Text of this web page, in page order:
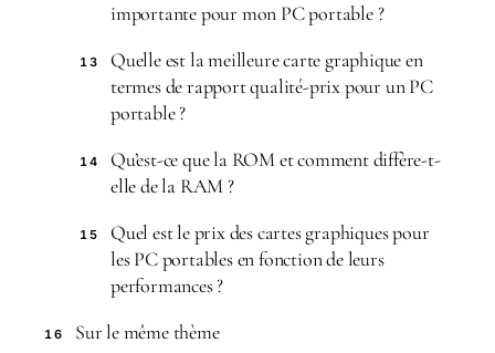
importante pour mon PC portable ?
13
Quelle est la meilleure carte graphique en
termes de rapport qualité-prix pour un PC
portable ?
14
Qu’est-ce que la ROM et comment diffère-t-
elle de la RAM ?
15
Quel est le prix des cartes graphiques pour
les PC portables en fonction de leurs
performances ?
16 Sur le même thème